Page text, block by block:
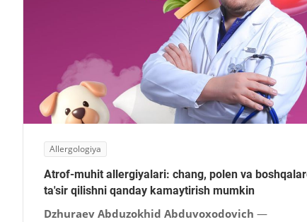
Allergologiya
Dzhuraev Abduzokhid Abduvoxodovich —
Atrof-muhit allergiyalari: chang, polen va
ta'sir qilishni qanday kamaytirish mumkin